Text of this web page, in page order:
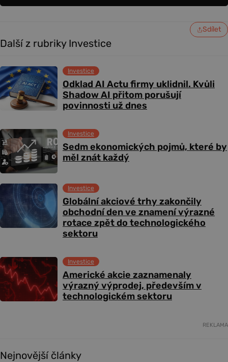
Sdílet
Další z rubriky Investice
Odklad AI Actu firmy uklidnil. Kvůli
Shadow AI přitom porušují
povinnosti už dnes
Investice
Sedm ekonomických pojmů, které by
měl znát každý
Investice
Globální akciové trhy zakončily
obchodní den ve znamení výrazné
rotace zpět do technologického
sektoru
Investice
Americké akcie zaznamenaly
výrazný výprodej, především v
technologickém sektoru
Investice
REKLAMA
Nejnovější články